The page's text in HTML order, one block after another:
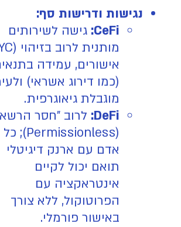
נגישות ודרישות סף:
CeFi: גישה לשירותים
אישורים, עמידה
(כמו דירוג אשראי)
מוגבלת גיאוגרפית.
DeFi: לרוב "חסר
(Permissionless); כל
אדם עם ארנק דיגיטלי
תואם יכול לקיים
אינטראקציה עם
הפרוטוקול, ללא צורך
באישור פורמלי.